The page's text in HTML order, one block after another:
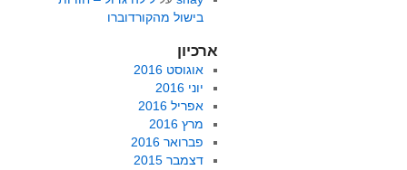
בישול מהקורדוברו
ארכיון
אוגוסט 2016
יוני 2016
אפריל 2016
מרץ 2016
פברואר 2016
דצמבר 2015